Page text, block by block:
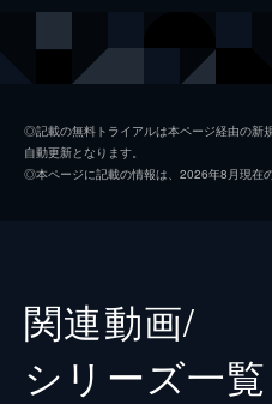
日暮真央
笹原芳子
◎記載の無料トライアルは本ページ経由の新
自動更新となります。
◎本ページに記載の情報は、2026年8月現在の
関連動画/
シリーズ⼀覧